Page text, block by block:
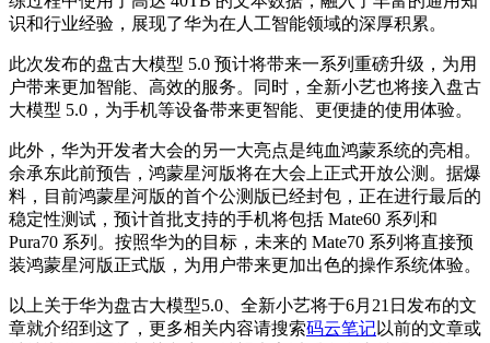
识和行业经验，展现了华为在人工智能领域的深厚积累。
此次发布的盘古大模型 5.0 预计将带来一系列重磅升级，为用
户带来更加智能、高效的服务。同时，全新小艺也将接入盘古
大模型 5.0，为手机等设备带来更智能、更便捷的使用体验。
此外，华为开发者大会的另一大亮点是纯血鸿蒙系统的亮相。
余承东此前预告，鸿蒙星河版将在大会上正式开放公测。据爆
料，目前鸿蒙星河版的首个公测版已经封包，正在进行最后的
稳定性测试，预计首批支持的手机将包括 Mate60 系列和
Pura70 系列。按照华为的目标，未来的 Mate70 系列将直接预
装鸿蒙星河版正式版，为用户带来更加出色的操作系统体验。
以上关于华为盘古大模型5.0、全新小艺将于6月21日发布的文
章就介绍到这了，更多相关内容请搜索码云笔记以前的文章或